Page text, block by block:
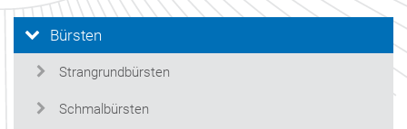
Bürsten
Strangrundbürsten
Schmalbürsten